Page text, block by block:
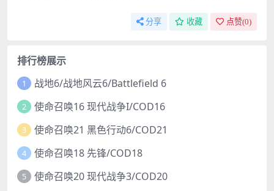
分享 收藏 点赞(0)
排行榜展示
1 战地6/战地风云6/Battlefield 6
2 使命召唤16 现代战争I/COD16
3 使命召唤21 黑色行动6/COD21
4 使命召唤18 先锋/COD18
5 使命召唤20 现代战争3/COD20